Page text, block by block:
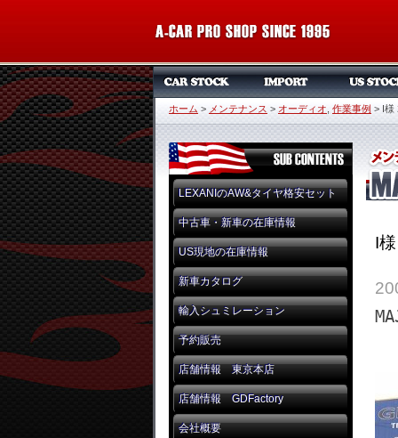
ホーム > メンテナンス > オーディオ 作業事例 > I様
LEXANIのAW&タイヤ格安セット
中古車・新車の在庫情報
US現地の在庫情報
新車カタログ
輸入シュミレーション
予約販売
店舗情報 東京本店
店舗情報 GDFactory
会社概要
I